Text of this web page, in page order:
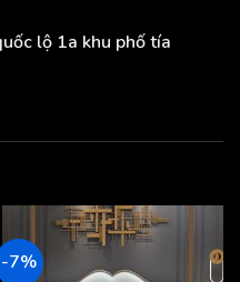
lộ 1a khu phố tía
-7%